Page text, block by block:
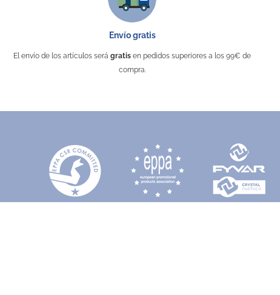
Envío gratis
El envío de los artículos será gratis en pedidos superiores a los 99€ de
compra.